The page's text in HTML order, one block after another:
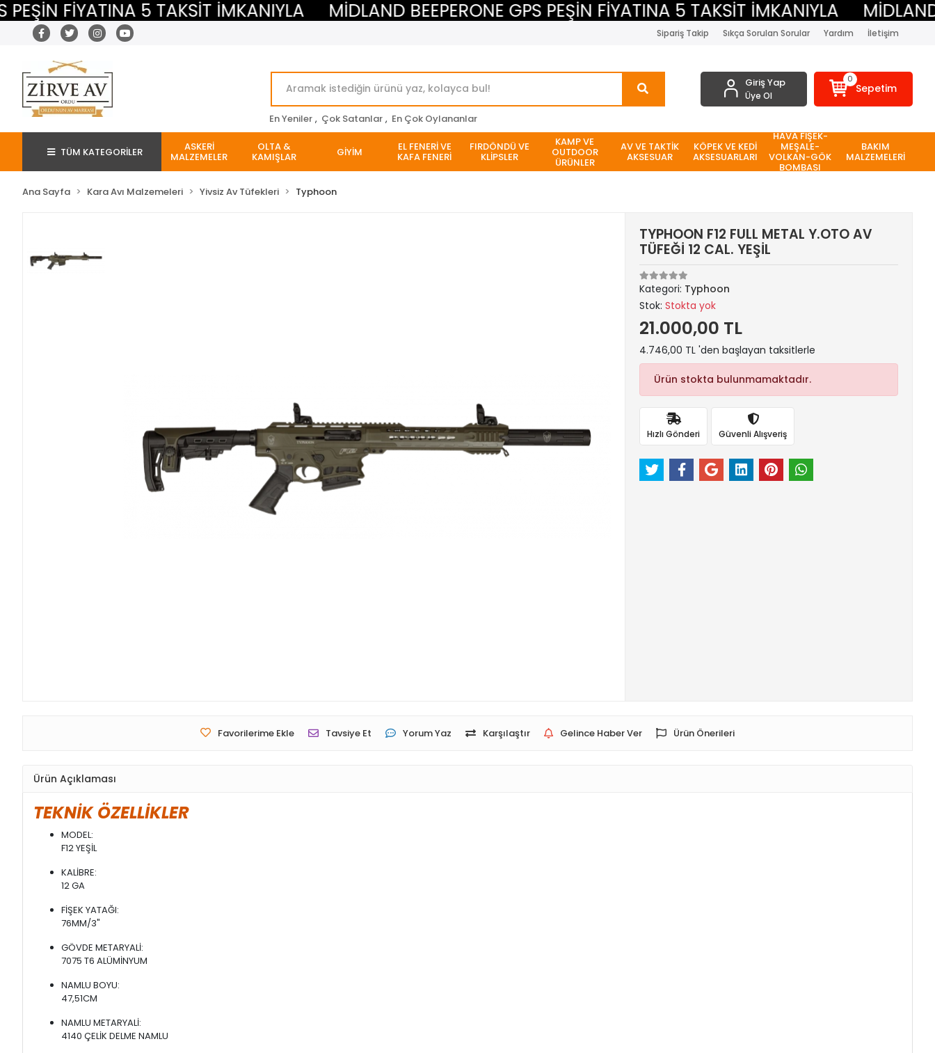
FİYATINA 5 TAKSİT İMKANIYLA MİDLAND BEEPERONE GPS PEŞİN FİYATINA 5 TAKSİT İMKANIYLA MİDLAND
Sipariş Takip Sıkça Sorulan Sorular Yardım İletişim
En Yeniler , Çok Satanlar , En Çok Oylananlar
Giriş Yap
Üye Ol
0
Sepetim
TÜM KATEGORİLER ASKERİ
MALZEMELER
OLTA &
KAMIŞLAR GİYİM EL FENERİ VE
KAFA FENERİ
FIRDÖNDÜ VE
KLİPSLER
KAMP VE
OUTDOOR
ÜRÜNLER
AV VE TAKTİK
AKSESUAR
KÖPEK VE KEDİ
AKSESUARLARI
HAVA FİŞEK-
MEŞALE-
VOLKAN-GÖK
BOMBASI
BAKIM
MALZEMELERİ
Ana Sayfa Kara Avı Malzemeleri Yivsiz Av Tüfekleri Typhoon
TYPHOON F12 FULL METAL Y.OTO AV
TÜFEĞİ 12 CAL. YEŞİL
Kategori: Typhoon
Stok:Stokta yok
21.000,00 TL
4.746,00 TL 'den başlayan taksitlerle
Ürün stokta bulunmamaktadır.
Hızlı Gönderi Güvenli Alışveriş
Favorilerime Ekle Tavsiye Et Yorum Yaz Karşılaştır Gelince Haber Ver Ürün Önerileri
Ürün Açıklaması
TEKNİK ÖZELLİKLER
MODEL:
F12 YEŞİL
KALİBRE:
12 GA
FİŞEK YATAĞI:
76MM/3"
GÖVDE METARYALİ:
7075 T6 ALÜMİNYUM
NAMLU BOYU:
47,51CM
NAMLU METARYALİ:
4140 ÇELİK DELME NAMLU